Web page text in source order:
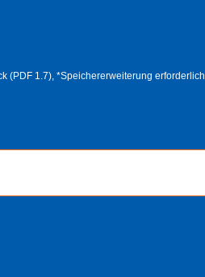
(PDF 1.7), *Speichererweiterung erforderlich